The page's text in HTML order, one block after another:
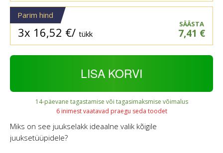
Parim hind
3x 16,52 €/ tükk
SÄÄSTA
7,41 €
LISA KORVI
14-päevane tagastamise või tagasimaksmise võimalus
6 inimest vaatavad praegu seda toodet
Miks on see juukselakk ideaalne valik kõigile
juuksetüüpidele?